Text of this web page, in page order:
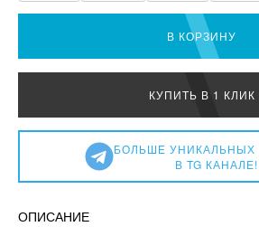
В КОРЗИНУ
КУПИТЬ В 1 КЛИК
БОЛЬШЕ УНИКАЛЬНЫХ
В TG КАНАЛЕ!
ОПИСАНИЕ